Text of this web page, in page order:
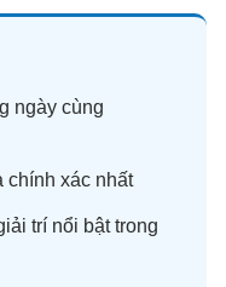
ngày cùng
chính xác nhất
trí nổi bật trong